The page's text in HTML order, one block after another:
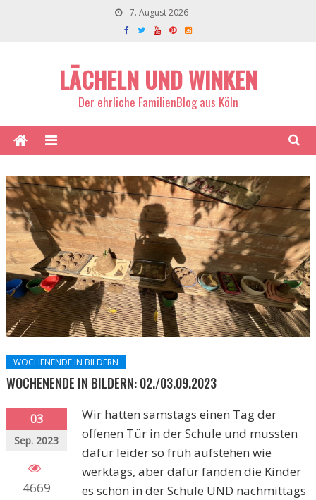
7. August 2026
LÄCHELN UND WINKEN
Der ehrliche FamilienBlog aus Köln
WOCHENENDE IN BILDERN
WOCHENENDE IN BILDERN: 02./03.09.2023
03
Sep. 2023
4669
Wir hatten samstags einen Tag der
offenen Tür in der Schule und mussten
dafür leider so früh aufstehen wie
werktags, aber dafür fanden die Kinder
es schön in der Schule UND nachmittags